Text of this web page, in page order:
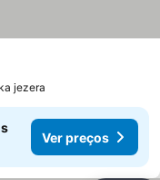
jezera
Ver preços